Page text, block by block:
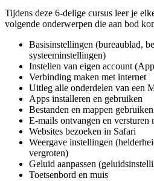
Tijdens deze 6-delige cursus leer je
volgende onderwerpen die aan bod
Basisinstellingen (bureaublad,
systeeminstellingen)
Instellen van eigen account
Verbinding maken met internet
Uitleg alle onderdelen van een
Apps installeren en gebruiken
Bestanden en mappen
E-mails ontvangen en versturen
Websites bezoeken in Safari
Weergave instellingen
vergroten)
Geluid aanpassen
Toetsenbord en muis